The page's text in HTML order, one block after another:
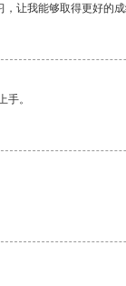
让我能够取得更好的
手。